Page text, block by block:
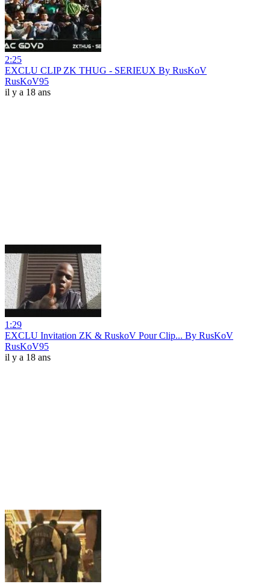
2:25
EXCLU CLIP ZK THUG - SERIEUX By RusKoV
RusKoV95
il y a 18 ans
1:29
EXCLU Invitation ZK & RuskoV Pour Clip... By RusKoV
RusKoV95
il y a 18 ans